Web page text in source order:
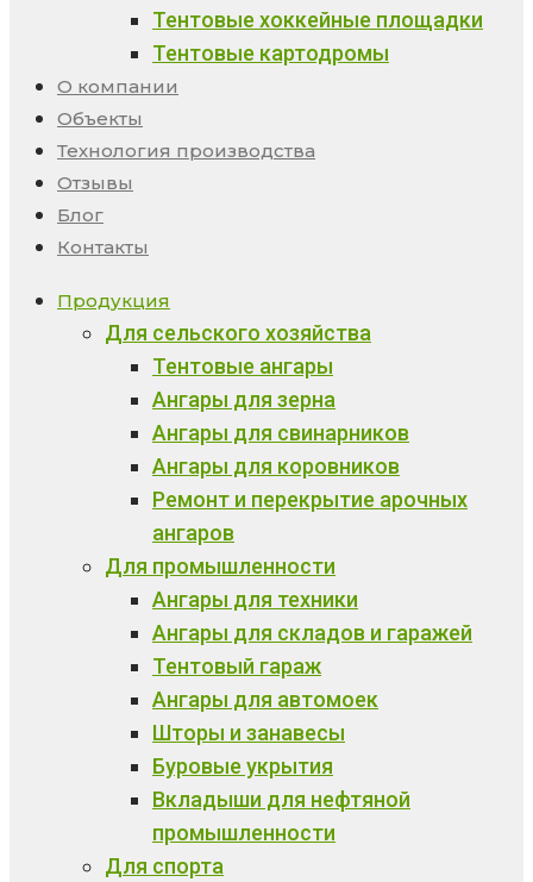
Тентовые хоккейные площадки
Тентовые картодромы
О компании
Объекты
Технология производства
Отзывы
Блог
Контакты
Продукция
Для сельского хозяйства
Тентовые ангары
Ангары для зерна
Ангары для свинарников
Ангары для коровников
Ремонт и перекрытие арочных
ангаров
Для промышленности
Ангары для техники
Ангары для складов и гаражей
Тентовый гараж
Ангары для автомоек
Шторы и занавесы
Буровые укрытия
Вкладыши для нефтяной
промышленности
Для спорта